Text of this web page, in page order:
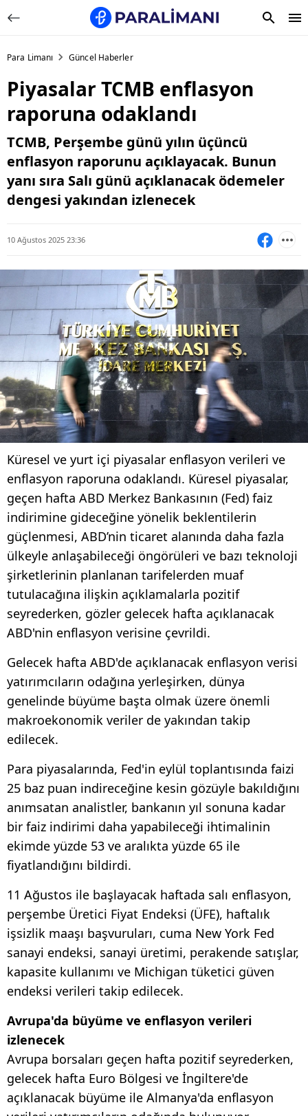
Para Limanı Güncel Haberler
Piyasalar TCMB enflasyon
raporuna odaklandı
TCMB, Perşembe günü yılın üçüncü
enflasyon raporunu açıklayacak. Bunun
yanı sıra Salı günü açıklanacak ödemeler
dengesi yakından izlenecek
10 Ağustos 2025 23:36
Küresel ve yurt içi piyasalar enflasyon verileri ve
enflasyon raporuna odaklandı. Küresel piyasalar,
geçen hafta ABD Merkez Bankasının (Fed) faiz
indirimine gideceğine yönelik beklentilerin
güçlenmesi, ABD’nin ticaret alanında daha fazla
ülkeyle anlaşabileceği öngörüleri ve bazı teknoloji
şirketlerinin planlanan tarifelerden muaf
tutulacağına ilişkin açıklamalarla pozitif
seyrederken, gözler gelecek hafta açıklanacak
ABD'nin enflasyon verisine çevrildi.
Gelecek hafta ABD'de açıklanacak enflasyon verisi
yatırımcıların odağına yerleşirken, dünya
genelinde büyüme başta olmak üzere önemli
makroekonomik veriler de yakından takip
edilecek.
Para piyasalarında, Fed'in eylül toplantısında faizi
25 baz puan indireceğine kesin gözüyle bakıldığını
anımsatan analistler, bankanın yıl sonuna kadar
bir faiz indirimi daha yapabileceği ihtimalinin
ekimde yüzde 53 ve aralıkta yüzde 65 ile
fiyatlandığını bildirdi.
11 Ağustos ile başlayacak haftada salı enflasyon,
perşembe Üretici Fiyat Endeksi (ÜFE), haftalık
işsizlik maaşı başvuruları, cuma New York Fed
sanayi endeksi, sanayi üretimi, perakende satışlar,
kapasite kullanımı ve Michigan tüketici güven
endeksi verileri takip edilecek.
Avrupa'da büyüme ve enflasyon verileri
izlenecek
Avrupa borsaları geçen hafta pozitif seyrederken,
gelecek hafta Euro Bölgesi ve İngiltere'de
açıklanacak büyüme ile Almanya'da enflasyon